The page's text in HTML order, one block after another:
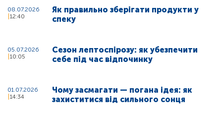
08.07.2026
12:40
Як правильно зберігати продукти у
спеку
05.07.2026
10:05
Сезон лептоспірозу: як убезпечити
себе під час відпочинку
01.07.2026
14:34
Чому засмагати — погана ідея: як
захиститися від сильного сонця